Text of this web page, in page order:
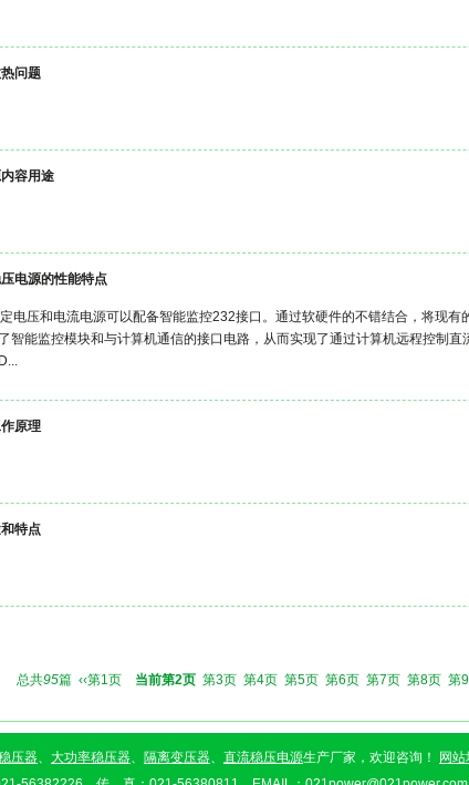
问题
容用途
电源的性能特点
电压和电流电源可以配备智能监控232接口。通过软硬件的不错结合，将现有
智能监控模块和与计算机通信的接口电路，从而实现了通过计算机远程控制直
原理
特点
总共95篇 ‹‹第1页 当前第2页 第3页 第4页 第5页 第6页 第7页 第8页 第
压器、 大功率稳压器、 隔离变压器、 直流稳压电源生产厂家，欢迎咨询！ 网站